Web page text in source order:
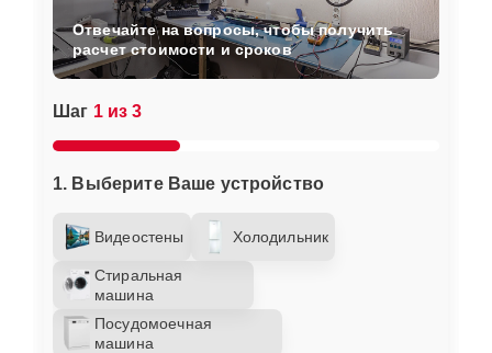
Шаг 1 из 3
1. Выберите Ваше устройство
Видеостены Холодильник
Стиральная
машина
Посудомоечная
машина
Отвечайте на вопросы, чтобы получить
расчет стоимости и сроков